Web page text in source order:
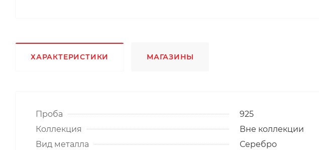
ХАРАКТЕРИСТИКИ МАГАЗИНЫ
Проба
925
Коллекция
Вне коллекции
Вид металла
Серебро